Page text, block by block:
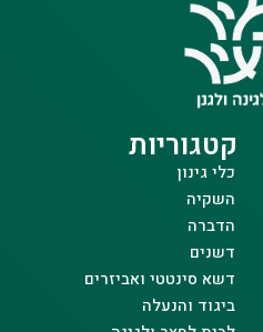
קטגוריות
כלי גינון
השקיה
הדברה
דשנים
דשא סינטטי ואביזרים
ביגוד והנעלה